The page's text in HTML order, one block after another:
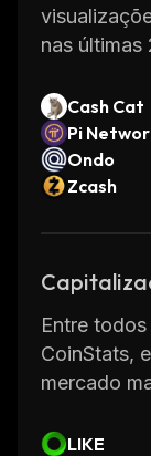
nas últimas
Cash Cat
Pi
Ondo
Zcash
Entre
CoinStats,
mercado
LIKE